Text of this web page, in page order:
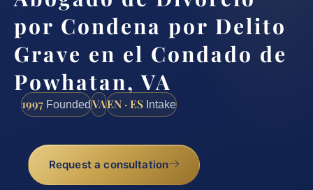
por Condena por Delito
Grave en el Condado de
Powhatan, VA
1997 FoundedVAEN · ES Intake
Request a consultation